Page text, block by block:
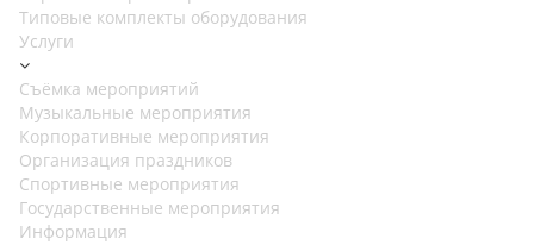
Типовые комплекты оборудования
Услуги
Съёмка мероприятий
Музыкальные мероприятия
Корпоративные мероприятия
Организация праздников
Спортивные мероприятия
Государственные мероприятия
Информация